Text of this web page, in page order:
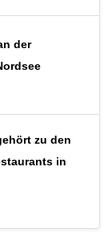
der
zu den
in